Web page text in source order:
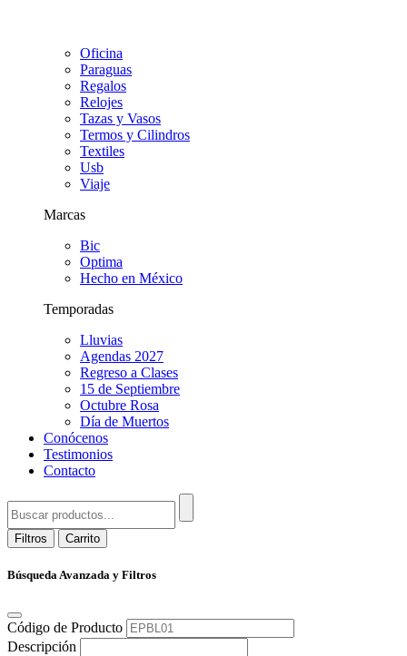
Oficina
Paraguas
Regalos
Relojes
Tazas y Vasos
Termos y Cilindros
Textiles
Usb
Viaje
Marcas
Bic
Optima
Hecho en México
Temporadas
Lluvias
Agendas 2027
Regreso a Clases
15 de Septiembre
Octubre Rosa
Día de Muertos
Conócenos
Testimonios
Contacto
Filtros Carrito
Búsqueda Avanzada y Filtros
Código de Producto
Descripción